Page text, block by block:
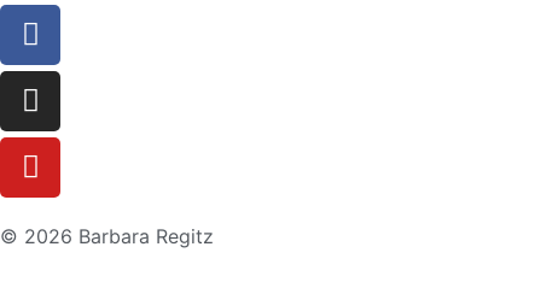
© 2026 Barbara Regitz